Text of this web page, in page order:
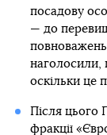
посадову
— до
наголосили,
оскільки це
Після цього
фракції